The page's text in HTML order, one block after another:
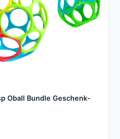
Oball Bundle Geschenk-